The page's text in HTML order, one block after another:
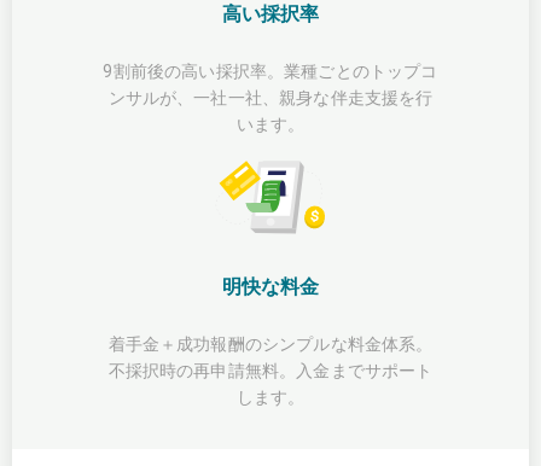
高い採択率
9割前後の高い採択率。業種ごとのトップコ
ンサルが、一社一社、親身な伴走支援を行
います。
明快な料金
着手金＋成功報酬のシンプルな料金体系。
不採択時の再申請無料。入金までサポート
します。